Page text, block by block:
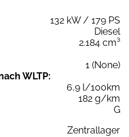
132 kW / 179 PS
Diesel
2.184 cm³
1 (None)
WLTP:
6,9 l/100km
182 g/km
G
Zentrallager